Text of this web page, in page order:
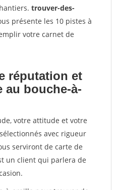
trouver-des-
présente les 10 pistes à
votre carnet de
réputation et
au bouche-à-
votre attitude et votre
avec rigueur
serviront de carte de
un client qui parlera de